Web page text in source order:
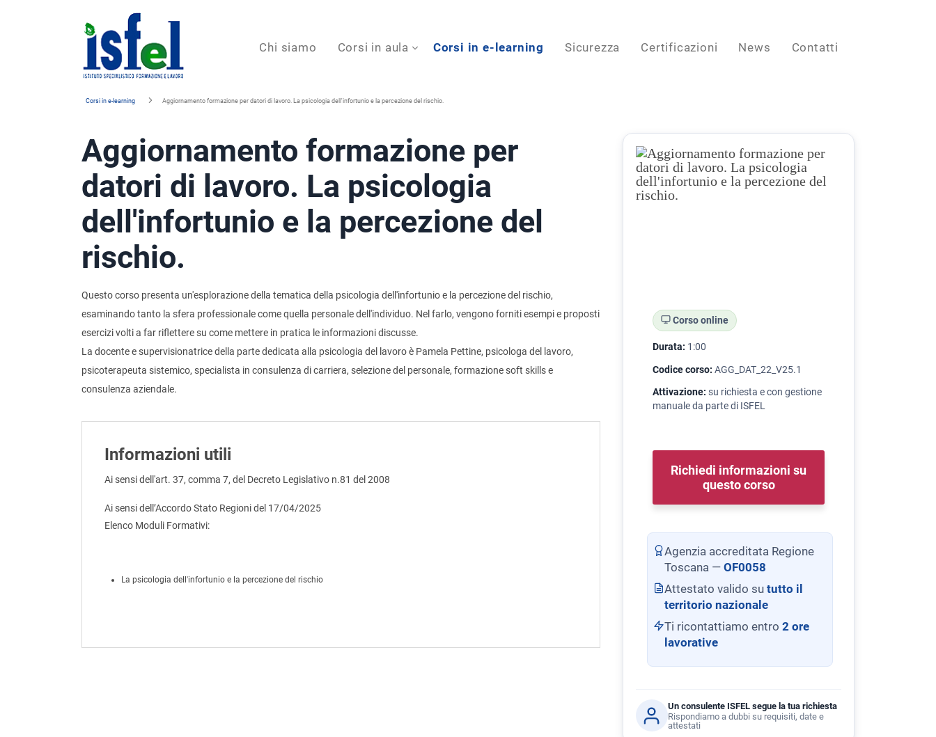
Istituto
formazione
e
lavoro
Chi siamo Corsi in aula Corsi in e-learning Sicurezza Certificazioni News Contatti
Corsi in e-learning Aggiornamento formazione per datori di lavoro. La psicologia dell'infortunio e la percezione del rischio.
Aggiornamento formazione per
datori di lavoro. La psicologia
dell'infortunio e la percezione del
rischio.
Questo corso presenta un'esplorazione della tematica della psicologia dell'infortunio e la percezione del rischio,
esaminando tanto la sfera professionale come quella personale dell'individuo. Nel farlo, vengono forniti esempi e proposti
esercizi volti a far riflettere su come mettere in pratica le informazioni discusse.
La docente e supervisionatrice della parte dedicata alla psicologia del lavoro è Pamela Pettine, psicologa del lavoro,
psicoterapeuta sistemico, specialista in consulenza di carriera, selezione del personale, formazione soft skills e
consulenza aziendale.
Informazioni utili
Ai sensi dell'art. 37, comma 7, del Decreto Legislativo n.81 del 2008
Ai sensi dell’Accordo Stato Regioni del 17/04/2025
Elenco Moduli Formativi:
La psicologia dell'infortunio e la percezione del rischio
Corso online
Durata: 1:00
Codice corso: AGG_DAT_22_V25.1
Attivazione: su richiesta e con gestione
manuale da parte di ISFEL
Richiedi informazioni su
questo corso
Agenzia accreditata Regione
Toscana —OF0058
Attestato valido sututto il
territorio nazionale
Ti ricontattiamo entro2 ore
lavorative
Un consulente ISFEL segue la tua richiesta
Rispondiamo a dubbi su requisiti, date e
attestati